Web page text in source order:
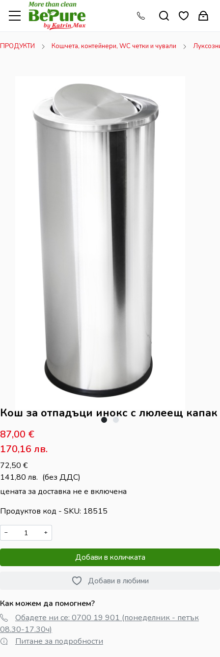
ПРОДУКТИ Кошчета, контейнери, WC четки и чували
Кош за отпадъци инокс с люлеещ капак
87,00 €
170,16 лв.
72,50 €
141,80 лв. (без ДДС)
цената за доставка не е включена
Продуктов код - SKU 18515
− +
Добави в количката
Добави в любими
Как можем да помогнем?
Обадете ни се: 0700 19 901 (понеделник - петък
08.30-17.30ч)
Питане за подробности